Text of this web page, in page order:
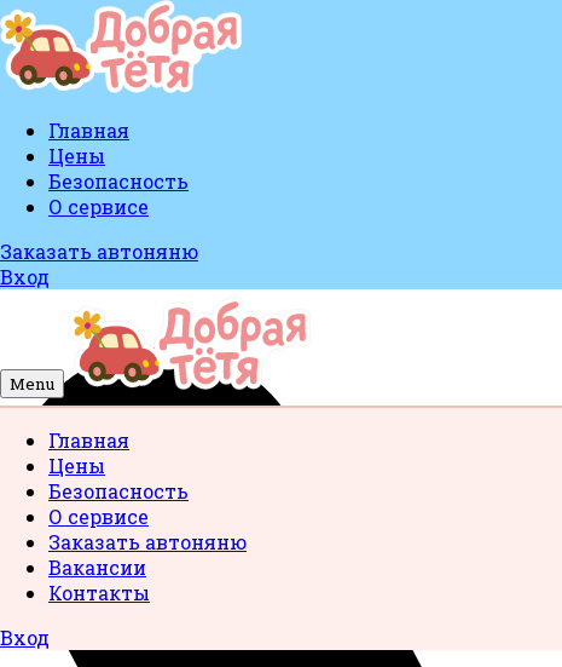
Главная
Цены
Безопасность
О сервисе
Заказать автоняню
Вход
Menu
Главная
Цены
Безопасность
О сервисе
Заказать автоняню
Вакансии
Контакты
Вход